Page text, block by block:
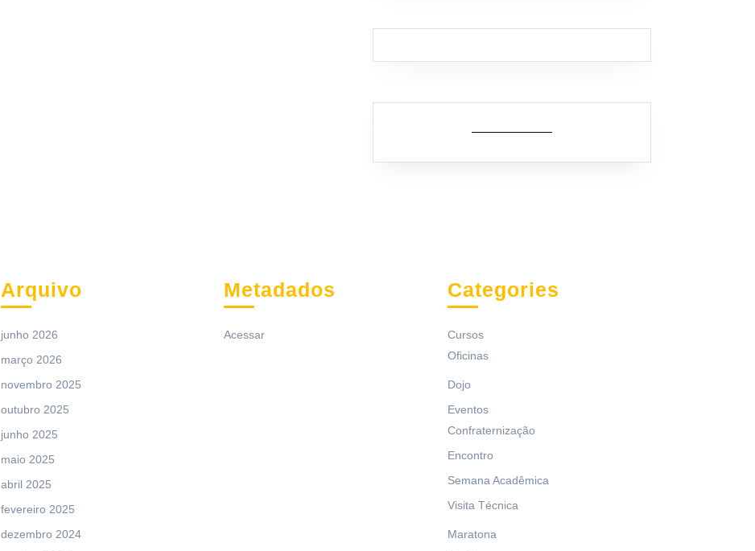
Arquivo
junho 2026
março 2026
novembro 2025
outubro 2025
junho 2025
maio 2025
abril 2025
fevereiro 2025
dezembro 2024
Metadados
Acessar
Categories
Cursos
Oficinas
Dojo
Eventos
Confraternização
Encontro
Semana Acadêmica
Visita Técnica
Maratona